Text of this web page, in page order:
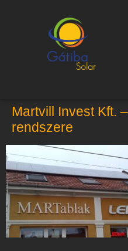
Martvill Invest Kft.
rendszere